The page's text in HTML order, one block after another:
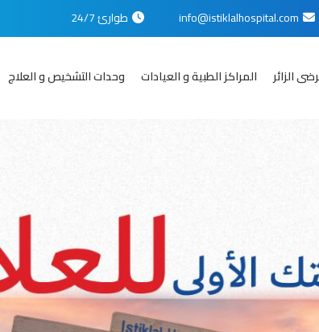
info@istiklalhospital.com طوارئ 24/7
الزائر المراكز الطبية و العيادات وحدات التشخيص و العلاج